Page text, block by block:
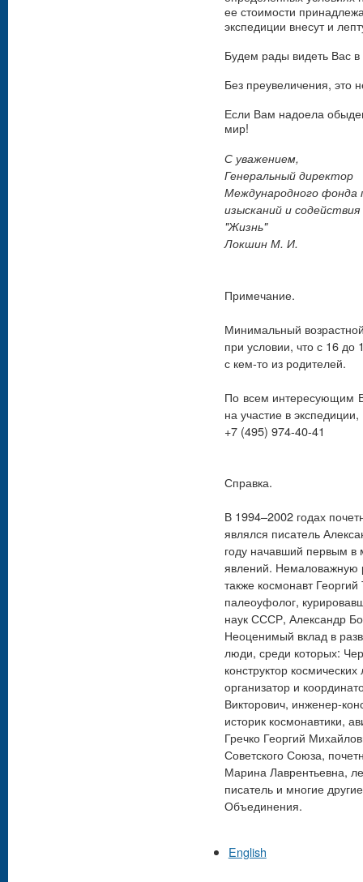
ее стоимости
экспедиции внесут и
Будем рады видеть Вас в
Без преувеличения, это
Если Вам надоела
мир!
С уважением,
Генеральный директор
Международного фонда
изысканий и
"Жизнь"
Локшин М. И.
Примечание.
Минимальный
при условии, что с 16
с кем-то из родителей.
По всем интересующим
на участие в
+7 (495) 974-40-41
Справка.
В 1994–2002 годах
являлся писатель
году начавший первым в
явлений. Немаловажную
также космонавт
палеоуфолог,
наук СССР, Александр
Неоценимый вклад в
люди, среди которых:
конструктор
организатор и
Викторович, инженер-
историк космонавтики,
Гречко Георгий
Советского Союза,
Марина Лаврентьевна,
писатель и многие
Объединения.
English